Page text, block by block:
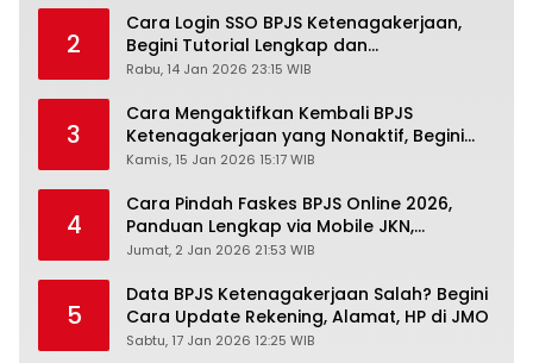
2
Cara Login SSO BPJS Ketenagakerjaan,
Begini Tutorial Lengkap dan
Pengertiannya
Rabu, 14 Jan 2026 23:15 WIB
3
Cara Mengaktifkan Kembali BPJS
Ketenagakerjaan yang Nonaktif, Begini
Panduan Lengkapnya
Kamis, 15 Jan 2026 15:17 WIB
4
Cara Pindah Faskes BPJS Online 2026,
Panduan Lengkap via Mobile JKN,
PANDAWA & Offiline Kantor Cabang
Jumat, 2 Jan 2026 21:53 WIB
5
Data BPJS Ketenagakerjaan Salah? Begini
Cara Update Rekening, Alamat, HP di JMO
Sabtu, 17 Jan 2026 12:25 WIB